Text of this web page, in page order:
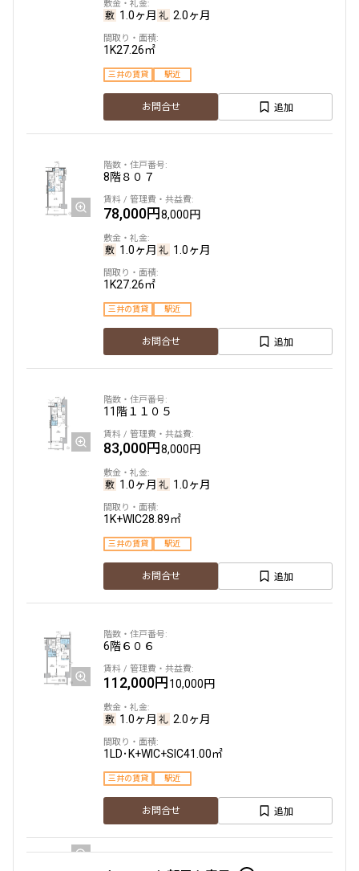
1.0ヶ月 2.0ヶ月
1K27.26㎡
三井の賃貸 駅近
お問合せ 追加
8階８０７
78,000円8,000円
1.0ヶ月 1.0ヶ月
1K27.26㎡
三井の賃貸 駅近
お問合せ 追加
11階１１０５
83,000円8,000円
1.0ヶ月 1.0ヶ月
1K+WIC28.89㎡
三井の賃貸 駅近
お問合せ 追加
6階６０６
112,000円10,000円
1.0ヶ月 2.0ヶ月
1LD･K+WIC+SIC41.00㎡
三井の賃貸 駅近
お問合せ 追加